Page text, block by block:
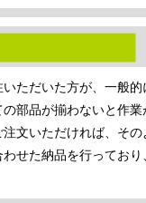
ただいた方が、一般的
部品が揃わないと作
文いただければ、そ
せた納品を行ってお